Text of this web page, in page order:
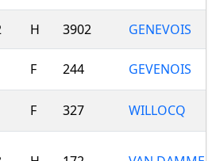
H 3902 GENEVOIS
F 244 GEVENOIS
F 327 WILLOCQ